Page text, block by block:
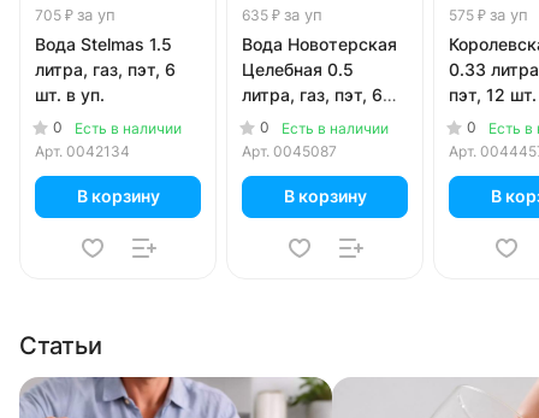
705 ₽ за уп
Вода Stelmas 1.5
литра, газ, пэт, 6
шт. в уп.
0
Есть в наличии
Арт. 0042134
В корзину
635 ₽ за уп
Вода Новотерская
Целебная 0.5
литра, газ, пэт, 6
шт. в уп.
0
Есть в наличии
Арт. 0045087
В корзину
575 ₽ за уп
0.33
пэт, 12
0
Есть в
Арт.
В
Статьи